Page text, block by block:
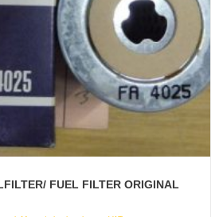
FUEL FILTER ORIGINAL